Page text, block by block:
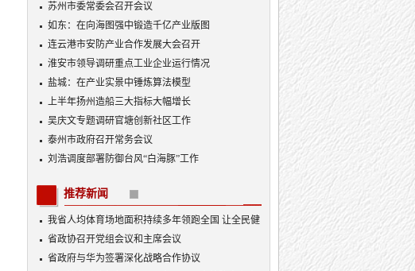
苏州市委常委会召开会议
如东：在向海图强中锻造千亿产业版图
连云港市安防产业合作发展大会召开
淮安市领导调研重点工业企业运行情况
盐城：在产业实景中锤炼算法模型
上半年扬州造船三大指标大幅增长
吴庆文专题调研官塘创新社区工作
泰州市政府召开常务会议
刘浩调度部署防御台风“白海豚”工作
推荐新闻
我省人均体育场地面积持续多年领跑全国 让全民健
身融入日常成为风尚
省政协召开党组会议和主席会议
省政府与华为签署深化战略合作协议